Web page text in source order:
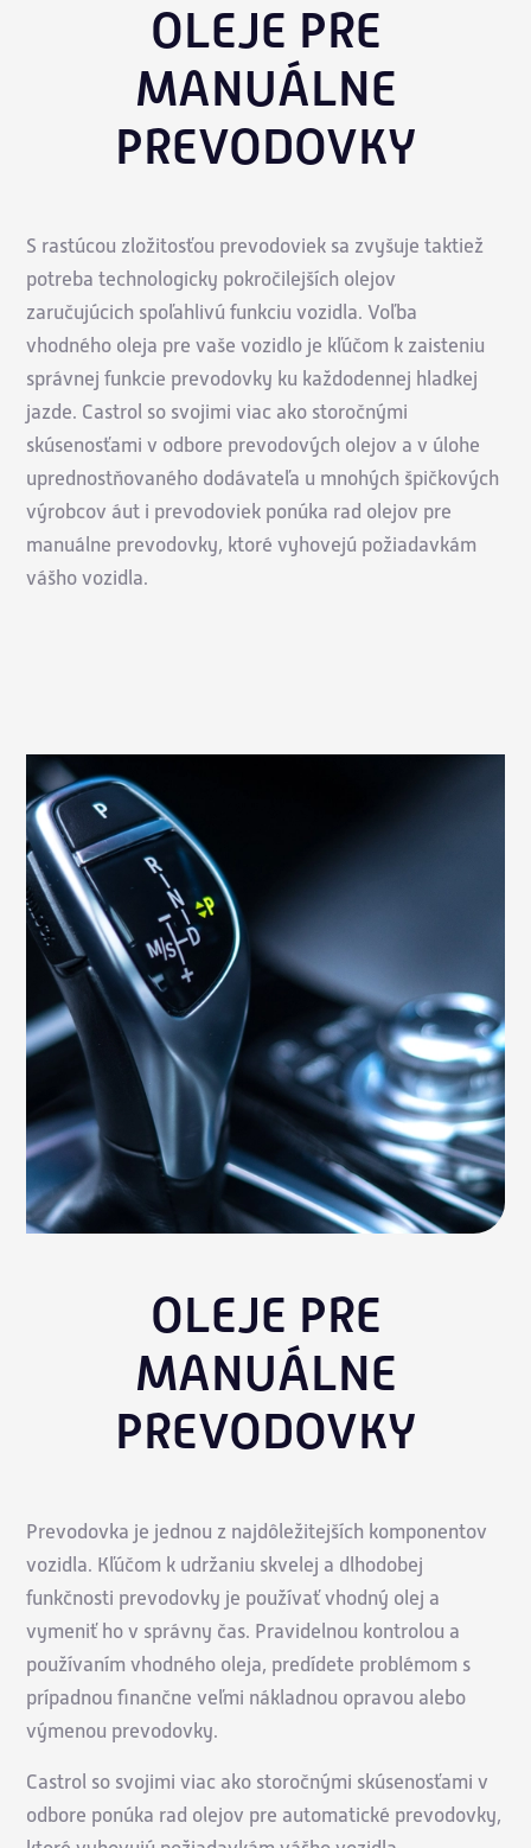
OLEJE PRE
MANUÁLNE
PREVODOVKY
S rastúcou zložitosťou prevodoviek sa zvyšuje taktiež
potreba technologicky pokročilejších olejov
zaručujúcich spoľahlivú funkciu vozidla. Voľba
vhodného oleja pre vaše vozidlo je kľúčom k zaisteniu
správnej funkcie prevodovky ku každodennej hladkej
jazde. Castrol so svojimi viac ako storočnými
skúsenosťami v odbore prevodových olejov a v úlohe
uprednostňovaného dodávateľa u mnohých špičkových
výrobcov áut i prevodoviek ponúka rad olejov pre
manuálne prevodovky, ktoré vyhovejú požiadavkám
vášho vozidla.
OLEJE PRE
MANUÁLNE
PREVODOVKY
Prevodovka je jednou z najdôležitejších komponentov
vozidla. Kľúčom k udržaniu skvelej a dlhodobej
funkčnosti prevodovky je používať vhodný olej a
vymeniť ho v správny čas. Pravidelnou kontrolou a
používaním vhodného oleja, predídete problémom s
prípadnou finančne veľmi nákladnou opravou alebo
výmenou prevodovky.
Castrol so svojimi viac ako storočnými skúsenosťami v
odbore ponúka rad olejov pre automatické prevodovky,